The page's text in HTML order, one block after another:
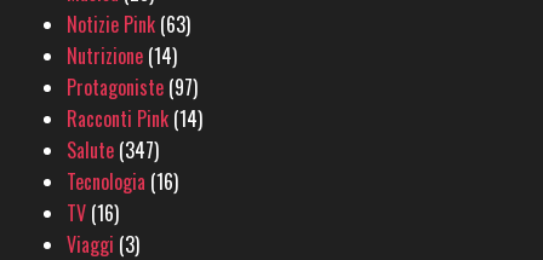
Notizie Pink (63)
Nutrizione (14)
Protagoniste (97)
Racconti Pink (14)
Salute (347)
Tecnologia (16)
TV (16)
Viaggi (3)